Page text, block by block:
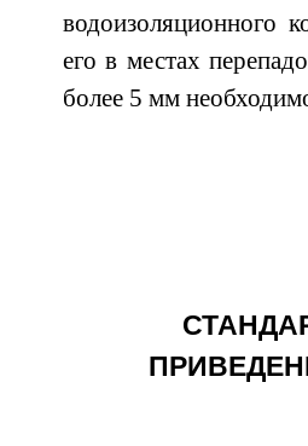
водоизоляционного
его в местах
более 5 мм